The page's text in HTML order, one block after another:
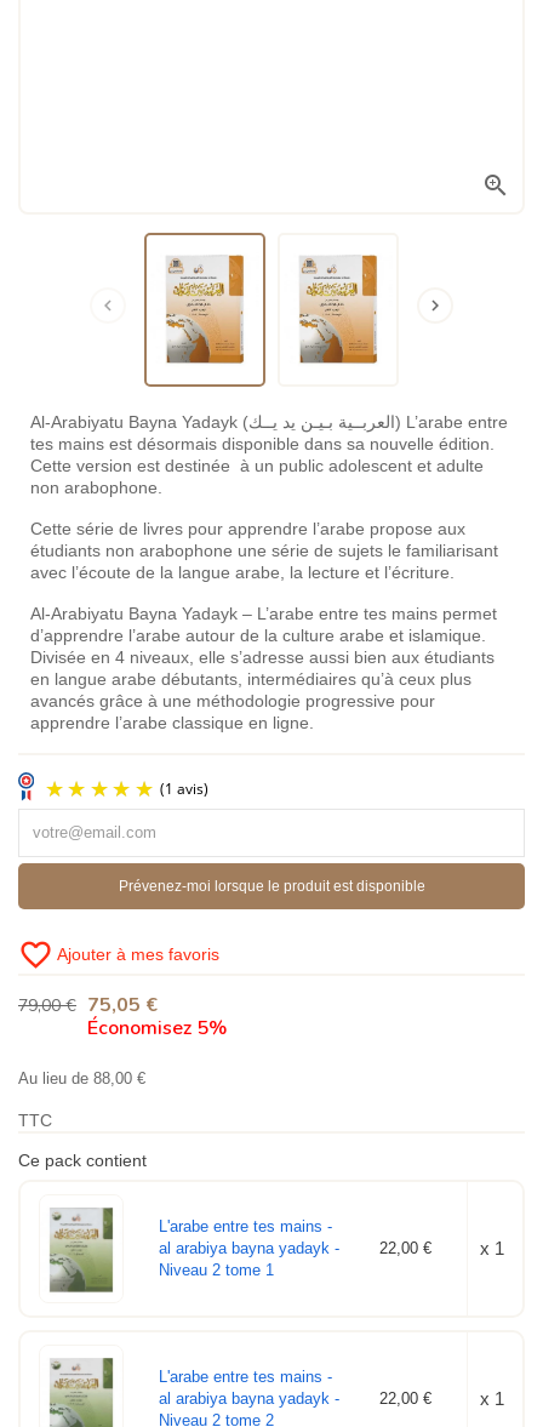

 
Al-Arabiyatu Bayna Yadayk (العربــية بـيـن يد يــك) L’arabe entre
tes mains est désormais disponible dans sa nouvelle édition.
Cette version est destinée à un public adolescent et adulte
non arabophone.
Cette série de livres pour apprendre l’arabe propose aux
étudiants non arabophone une série de sujets le familiarisant
avec l’écoute de la langue arabe, la lecture et l’écriture.
Al-Arabiyatu Bayna Yadayk – L’arabe entre tes mains permet
d’apprendre l’arabe autour de la culture arabe et islamique.
Divisée en 4 niveaux, elle s’adresse aussi bien aux étudiants
en langue arabe débutants, intermédiaires qu’à ceux plus
avancés grâce à une méthodologie progressive pour
apprendre l’arabe classique en ligne.
Prévenez-moi lorsque le produit est disponible
favorite_border Ajouter à mes favoris
79,00 € 75,05 €
Économisez 5%
Au lieu de 88,00 €
TTC
Ce pack contient
L'arabe entre tes mains -
al arabiya bayna yadayk -
Niveau 2 tome 1
22,00 € x 1
L'arabe entre tes mains -
al arabiya bayna yadayk -
Niveau 2 tome 2
22,00 € x 1